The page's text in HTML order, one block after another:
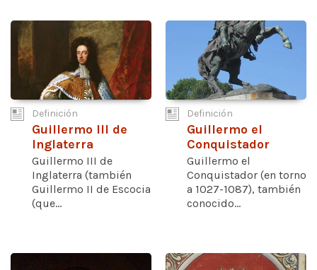
Definición
Guillermo III de
Inglaterra
Guillermo III de
Inglaterra (también
Guillermo II de Escocia
(que...
Definición
Guillermo el
Conquistador
Guillermo el
Conquistador (en torno
a 1027-1087), también
conocido...